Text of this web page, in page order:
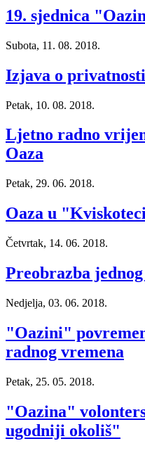
19. sjednica
Subota, 11. 08. 2018.
Izjava o privatnosti
Petak, 10. 08. 2018.
Ljetno radno
Oaza
Petak, 29. 06. 2018.
Oaza u
Četvrtak, 14. 06. 2018.
Preobrazba
Nedjelja, 03. 06. 2018.
"Oazini"
radnog vremena
Petak, 25. 05. 2018.
"Oazina"
ugodniji okoliš"